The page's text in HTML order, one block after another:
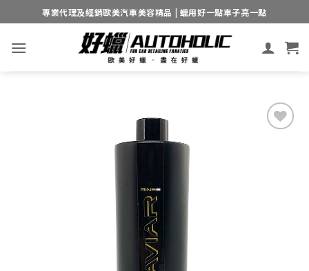
to
content
專業代理及經銷歐美汽車美容精品 | 蠟用好一點車子亮一點